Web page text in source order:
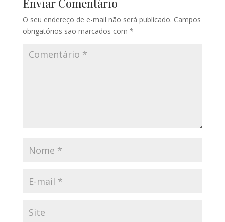
Enviar Comentário
O seu endereço de e-mail não será publicado. Campos
obrigatórios são marcados com *